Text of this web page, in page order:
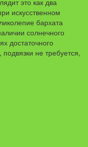
это как два
искусственном
бархата
солнечного
достаточного
не требуется,